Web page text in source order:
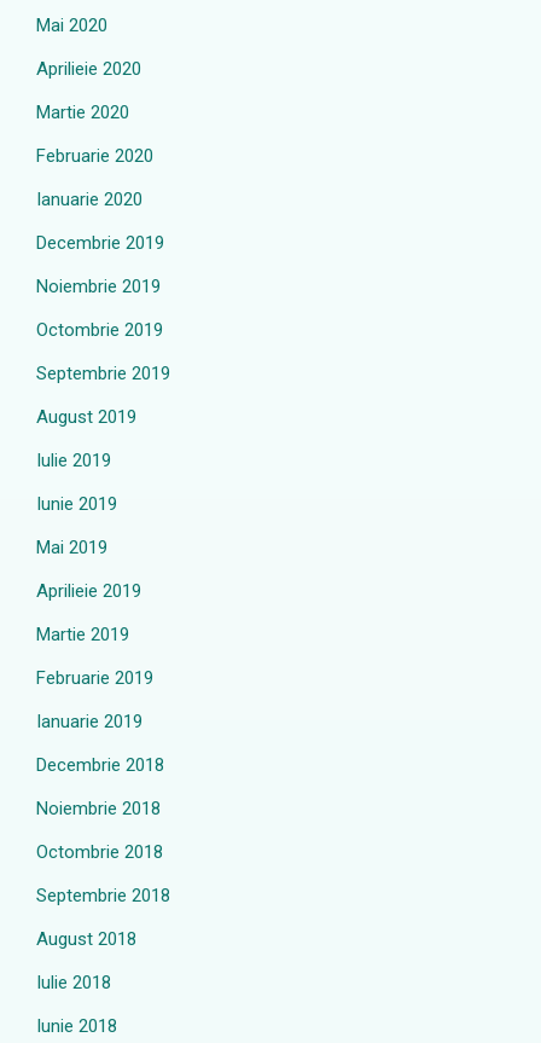
Mai 2020
Aprilieie 2020
Martie 2020
Februarie 2020
Ianuarie 2020
Decembrie 2019
Noiembrie 2019
Octombrie 2019
Septembrie 2019
August 2019
Iulie 2019
Iunie 2019
Mai 2019
Aprilieie 2019
Martie 2019
Februarie 2019
Ianuarie 2019
Decembrie 2018
Noiembrie 2018
Octombrie 2018
Septembrie 2018
August 2018
Iulie 2018
Iunie 2018